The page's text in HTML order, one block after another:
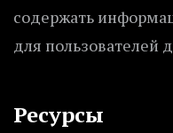
содержать
для пользователей
Ресурсы